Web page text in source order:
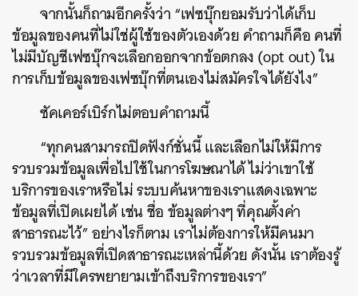
จากนั้นก็ถามอีกครั้งว่า “เฟซบุ๊กยอมรับว่าได้เก็บ
ข้อมูลของคนที่ไม่ใช่ผู้ใช้ของตัวเองด้วย คำถามก็คือ คนที่
ไม่มีบัญชีเฟซบุ๊กจะเลือกออกจากข้อตกลง (opt out) ใน
การเก็บข้อมูลของเฟซบุ๊กที่ตนเองไม่สมัครใจได้ยังไง”
ซัคเคอร์เบิร์กไม่ตอบคำถามนี้
“ทุกคนสามารถปิดฟังก์ชั่นนี้ และเลือกไม่ให้มีการ
รวบรวมข้อมูลเพื่อไปใช้ในการโฆษณาได้ ไม่ว่าเขาใช้
บริการของเราหรือไม่ ระบบค้นหาของเราแสดงเฉพาะ
ข้อมูลที่เปิดเผยได้ เช่น ชื่อ ข้อมูลต่างๆ ที่คุณตั้งค่า
สาธารณะไว้” อย่างไรก็ตาม เราไม่ต้องการให้มีคนมา
รวบรวมข้อมูลที่เปิดสาธารณะเหล่านี้ด้วย ดังนั้น เราต้องรู้
ว่าเวลาที่มีใครพยายามเข้าถึงบริการของเรา”